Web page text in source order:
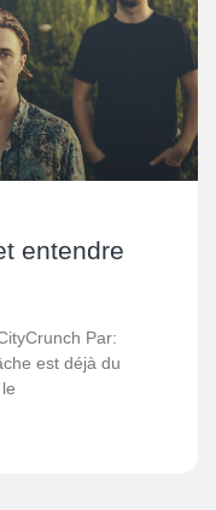
entendre
Par:
est déjà du